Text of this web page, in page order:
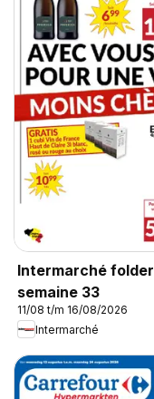
Intermarché folder
semaine 33
11/08 t/m 16/08/2026
Intermarché